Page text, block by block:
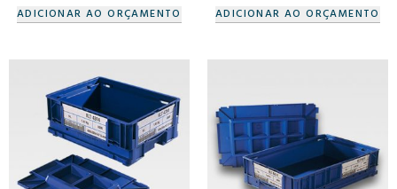
ADICIONAR AO ORÇAMENTO ADICIONAR AO ORÇAMENTO